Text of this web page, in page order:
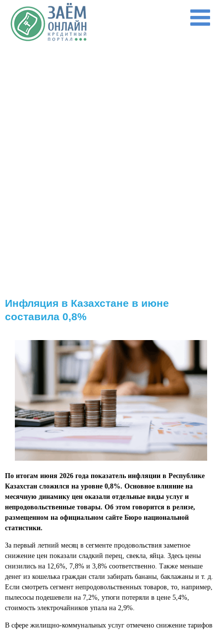
Перейти к основному содержанию
Инфляция в Казахстане в июне
составила 0,8%
По итогам июня 2026 года показатель инфляции в Республике
Казахстан сложился на уровне 0,8%. Основное влияние на
месячную динамику цен оказали отдельные виды услуг и
непродовольственные товары. Об этом говорится в релизе,
размещенном на официальном сайте Бюро национальной
статистики.
За первый летний месяц в сегменте продовольствия заметное
снижение цен показали сладкий перец, свекла, яйца. Здесь цены
снизились на 12,6%, 7,8% и 3,8% соответственно. Также меньше
денег из кошелька граждан стали забирать бананы, баклажаны и т. д.
Если смотреть сегмент непродовольственных товаров, то, например,
пылесосы подешевели на 7,2%, утюги потеряли в цене 5,4%,
стоимость электрочайников упала на 2,9%.
В сфере жилищно-коммунальных услуг отмечено снижение тарифов